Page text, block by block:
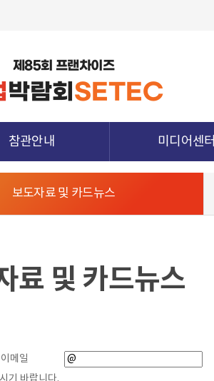
제85회 프랜차이즈
박람회 SETEC
참관안내
참가업체정보
전시장 오시는 길
미디어센터
보도자료 및 카드뉴스
료 및 카드뉴스
이메일
기 바랍니다.